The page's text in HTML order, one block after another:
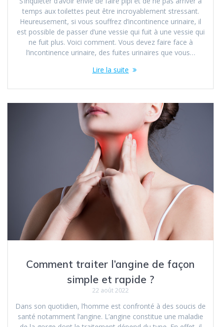
temps aux toilettes peut être incroyablement stressant.
Heureusement, si vous souffrez d’incontinence urinaire, il
est possible de passer d’une vessie qui fuit à une vessie qui
ne fuit plus. Voici comment. Vous devez faire face à
l’incontinence urinaire, des fuites urinaires que vous…
Lire la suite
Comment traiter l’angine de façon
simple et rapide ?
22 août 2022
Dans son quotidien, l’homme est confronté à des soucis de
santé notamment l’angine. L’angine constitue une maladie